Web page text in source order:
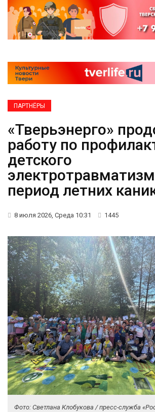
ПАРТНЁРЫ
«Тверьэнерго»
работу по
детского
период летних
8 июля 2026, Среда 10:31 1445
Фото: Светлана Клобукова / пресс-служба